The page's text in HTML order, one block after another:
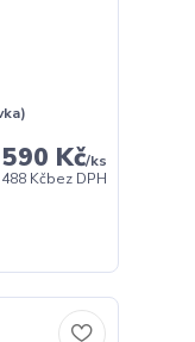
590 Kč/ks
488 Kčbez DPH